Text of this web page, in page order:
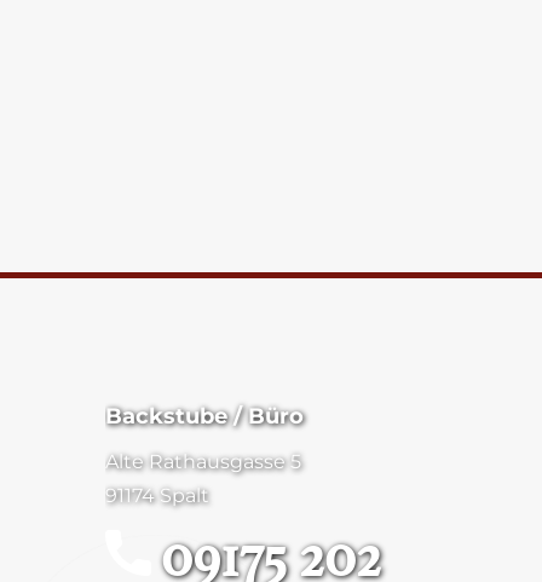
Backstube / Büro
Alte Rathausgasse 5
91174 Spalt
09175 202